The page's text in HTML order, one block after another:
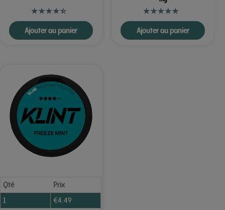
Ajouter au panier Ajouter au panier
Qté
Prix
1
€4.49